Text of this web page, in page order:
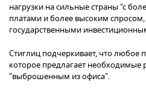
нагрузки на сильные страны "с
платами и более высоким
государственными
Стиглиц подчеркивает, что любое
которое предлагает необходимые
"выброшенным из офиса".